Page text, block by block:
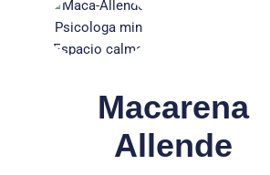
Macarena
Allende